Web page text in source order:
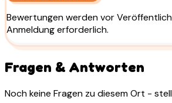
Bewertungen werden vor
Anmeldung erforderlich.
Fragen & Antworten
Noch keine Fragen zu diesem Ort -